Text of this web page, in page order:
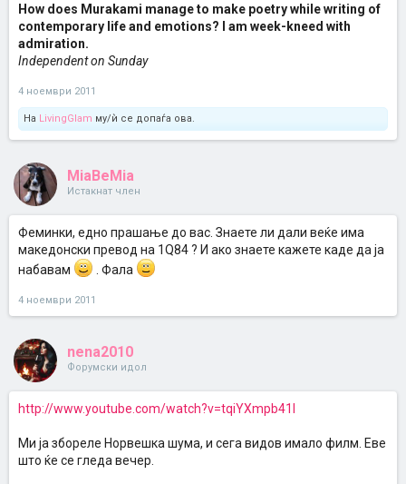
How does Murakami manage to make poetry while writing of
contemporary life and emotions? I am week-kneed with
admiration.
Independent on Sunday
4 ноември 2011
На LivingGlam му/ѝ се допаѓа ова.
MiaBeMia
Истакнат член
Феминки, едно прашање до вас. Знаете ли дали веќе има
македонски превод на 1Q84 ? И ако знаете кажете каде да ја
набавам
. Фала
4 ноември 2011
nena2010
Форумски идол
http://www.youtube.com/watch?v=tqiYXmpb41I
Ми ја збореле Норвешка шума, и сега видов имало филм. Еве
што ќе се гледа вечер.